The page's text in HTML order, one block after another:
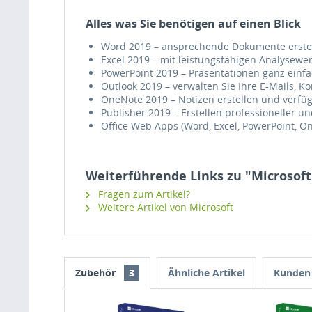
Alles was Sie benötigen auf einen Blick
Word 2019 – ansprechende Dokumente
Excel 2019 – mit leistungsfähigen
PowerPoint 2019 – Präsentationen ganz
Outlook 2019 – verwalten Sie Ihre E-Mails,
OneNote 2019 – Notizen erstellen und
Publisher 2019 – Erstellen professioneller
Office Web Apps (Word, Excel, PowerPoint,
Weiterführende Links zu
Fragen zum Artikel?
Weitere Artikel von Microsoft
Zubehör 3 Ähnliche Artikel